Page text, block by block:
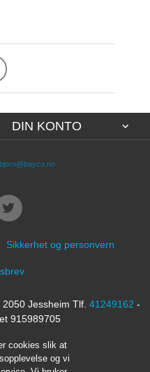
DIN KONTO
bjorn@bayco.no
Sikkerhet og personvern
Jessheim Tlf. 41249162 -
915989705
cookies slik at
og vi